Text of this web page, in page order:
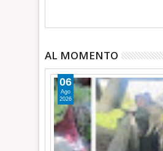
AL MOMENTO
06
Ago
2026